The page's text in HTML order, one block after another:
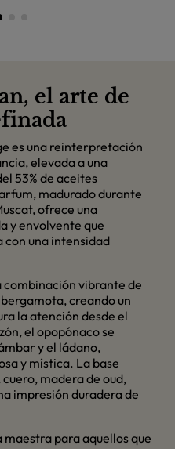
el arte de
es una reinterpretación
elevada a una
53% de aceites
madurado durante
ofrece una
y envolvente que
con una intensidad
combinación vibrante de
creando un
la atención desde el
el opopónaco se
y el ládano,
y mística. La base
madera de oud,
impresión duradera de
maestra para aquellos que